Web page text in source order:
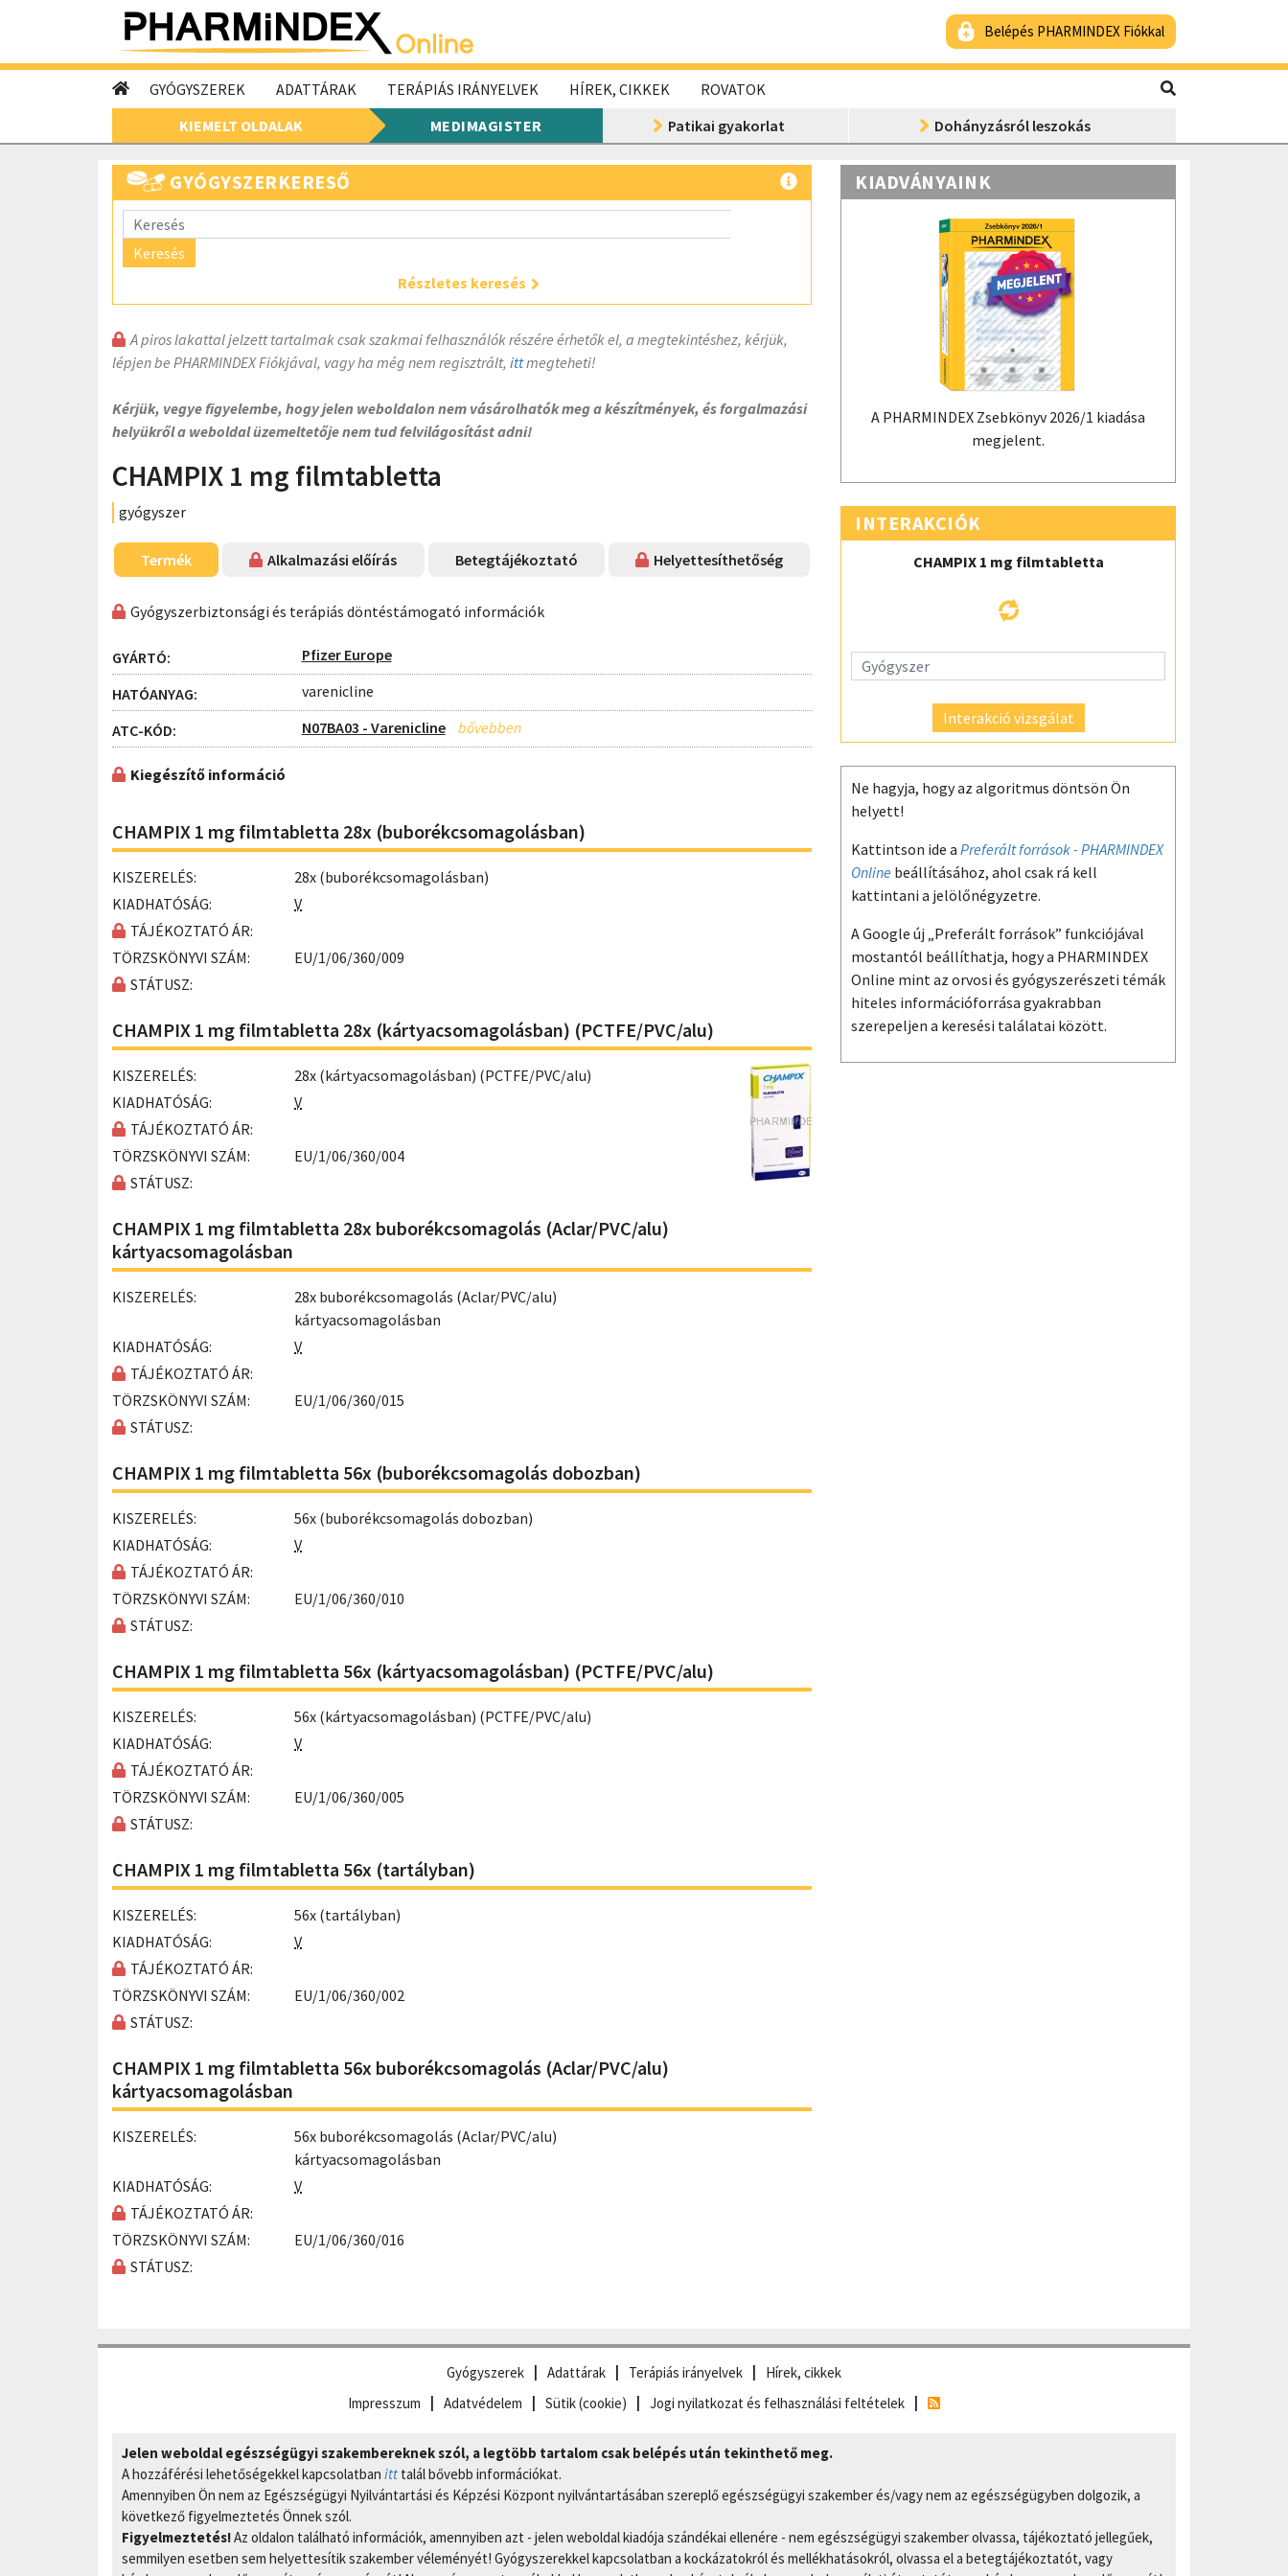
Belépés PHARMINDEX Fiókkal
GYÓGYSZEREK ADATTÁRAK TERÁPIÁS IRÁNYELVEK HÍREK, CIKKEK
ROVATOK
KIEMELT OLDALAK
MEDIMAGISTER Patikai gyakorlat Dohányzásról leszokás
GYÓGYSZERKERESŐ
Keresés
Részletes keresés
A piros lakattal jelzett tartalmak csak szakmai felhasználók részére érhetők el, a megtekintéshez, kérjük,
lépjen be PHARMINDEX Fiókjával, vagy ha még nem regisztrált, ittmegteheti!
Kérjük, vegye figyelembe, hogy jelen weboldalon nem vásárolhatók meg a készítmények, és forgalmazási
helyükről a weboldal üzemeltetője nem tud felvilágosítást adni!
CHAMPIX 1 mg filmtabletta
gyógyszer
Termék Alkalmazási előírás Betegtájékoztató Helyettesíthetőség
Gyógyszerbiztonsági és terápiás döntéstámogató információk
GYÁRTÓ: Pfizer Europe
HATÓANYAG: varenicline
ATC-KÓD: N07BA03 - Varenicline
Kiegészítő információ
CHAMPIX 1 mg filmtabletta 28x (buborékcsomagolásban)
KISZERELÉS:
28x (buborékcsomagolásban)
KIADHATÓSÁG:
V
TÁJÉKOZTATÓ ÁR:
TÖRZSKÖNYVI SZÁM:
EU/1/06/360/009
STÁTUSZ:
CHAMPIX 1 mg filmtabletta 28x (kártyacsomagolásban) (PCTFE/PVC/alu)
KISZERELÉS:
28x (kártyacsomagolásban) (PCTFE/PVC/alu)
KIADHATÓSÁG:
V
TÁJÉKOZTATÓ ÁR:
TÖRZSKÖNYVI SZÁM:
EU/1/06/360/004
STÁTUSZ:
CHAMPIX 1 mg filmtabletta 28x buborékcsomagolás (Aclar/PVC/alu)
kártyacsomagolásban
KISZERELÉS:
28x buborékcsomagolás (Aclar/PVC/alu)
kártyacsomagolásban
KIADHATÓSÁG:
V
TÁJÉKOZTATÓ ÁR:
TÖRZSKÖNYVI SZÁM:
EU/1/06/360/015
STÁTUSZ:
CHAMPIX 1 mg filmtabletta 56x (buborékcsomagolás dobozban)
KISZERELÉS:
56x (buborékcsomagolás dobozban)
KIADHATÓSÁG:
V
TÁJÉKOZTATÓ ÁR:
TÖRZSKÖNYVI SZÁM:
EU/1/06/360/010
STÁTUSZ:
CHAMPIX 1 mg filmtabletta 56x (kártyacsomagolásban) (PCTFE/PVC/alu)
KISZERELÉS:
56x (kártyacsomagolásban) (PCTFE/PVC/alu)
KIADHATÓSÁG:
V
TÁJÉKOZTATÓ ÁR:
TÖRZSKÖNYVI SZÁM:
EU/1/06/360/005
STÁTUSZ:
CHAMPIX 1 mg filmtabletta 56x (tartályban)
KISZERELÉS:
56x (tartályban)
KIADHATÓSÁG:
V
TÁJÉKOZTATÓ ÁR:
TÖRZSKÖNYVI SZÁM:
EU/1/06/360/002
STÁTUSZ:
CHAMPIX 1 mg filmtabletta 56x buborékcsomagolás (Aclar/PVC/alu)
kártyacsomagolásban
KISZERELÉS:
56x buborékcsomagolás (Aclar/PVC/alu)
kártyacsomagolásban
KIADHATÓSÁG:
V
TÁJÉKOZTATÓ ÁR:
TÖRZSKÖNYVI SZÁM:
EU/1/06/360/016
STÁTUSZ:
KIADVÁNYAINK
A PHARMINDEX Zsebkönyv 2026/1 kiadása
megjelent.
INTERAKCIÓK
CHAMPIX 1 mg filmtabletta
Interakció vizsgálat
Ne hagyja, hogy az algoritmus döntsön Ön
helyett!
Kattintson ide a Preferált források - PHARMINDEX
Online beállításához, ahol csak rá kell
kattintani a jelölőnégyzetre.
A Google új „Preferált források” funkciójával
mostantól beállíthatja, hogy a PHARMINDEX
Online mint az orvosi és gyógyszerészeti témák
hiteles információforrása gyakrabban
szerepeljen a keresési találatai között.
Gyógyszerek Adattárak Terápiás irányelvek
Hírek, cikkek
Impresszum
Adatvédelem Sütik (cookie) Jogi nyilatkozat és felhasználási feltételek
Jelen weboldal egészségügyi szakembereknek szól, a legtöbb tartalom csak belépés után tekinthető meg.
A hozzáférési lehetőségekkel kapcsolatban itt talál bővebb információkat.
Amennyiben Ön nem az Egészségügyi Nyilvántartási és Képzési Központ nyilvántartásában szereplő egészségügyi szakember és/vagy nem az egészségügyben dolgozik, a
következő figyelmeztetés Önnek szól.
Figyelmeztetés!Az oldalon található információk, amennyiben azt - jelen weboldal kiadója szándékai ellenére - nem egészségügyi szakember olvassa, tájékoztató jellegűek,
semmilyen esetben sem helyettesítik szakember véleményét! Gyógyszerekkel kapcsolatban a kockázatokról és mellékhatásokról, olvassa el a betegtájékoztatót, vagy